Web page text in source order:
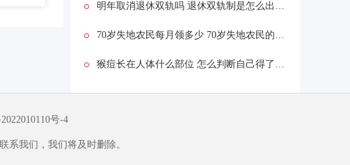
明年取消退休双轨吗 退休双轨制是怎么出台的
70岁失地农民每月领多少 70岁失地农民的养老金是多少
猴痘长在人体什么部位 怎么判断自己得了猴痘？
号-4
系我们，我们将及时删除。